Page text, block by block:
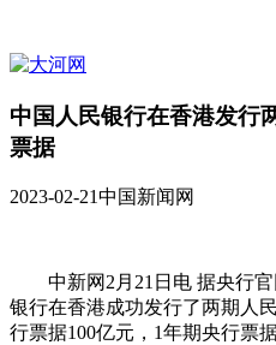
中国人民银行在香港发行
票据
2023-02-21中国新闻网
中新网2月21日电 据央行官
银行在香港成功发行了两期人
行票据100亿元，1年期央行票